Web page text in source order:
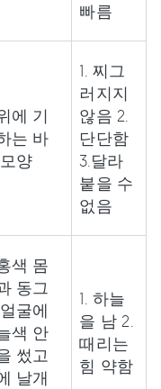
빠름
에 기
는 바
양
1. 찌그
러지지
않음 2.
단단함
3.달라
붙을 수
없음
색 몸
동그
굴에
색 안
썼고
날개
1. 하늘
을 남 2.
때리는
힘 약함